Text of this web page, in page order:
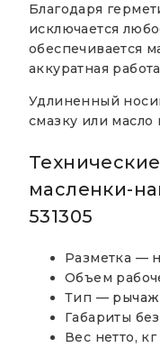
Благодаря
исключается
обеспечивается
аккуратная
Удлиненный
смазку или масло
масленки-
531305
Разметка —
Объем
Тип —
Габариты
Вес нетто,